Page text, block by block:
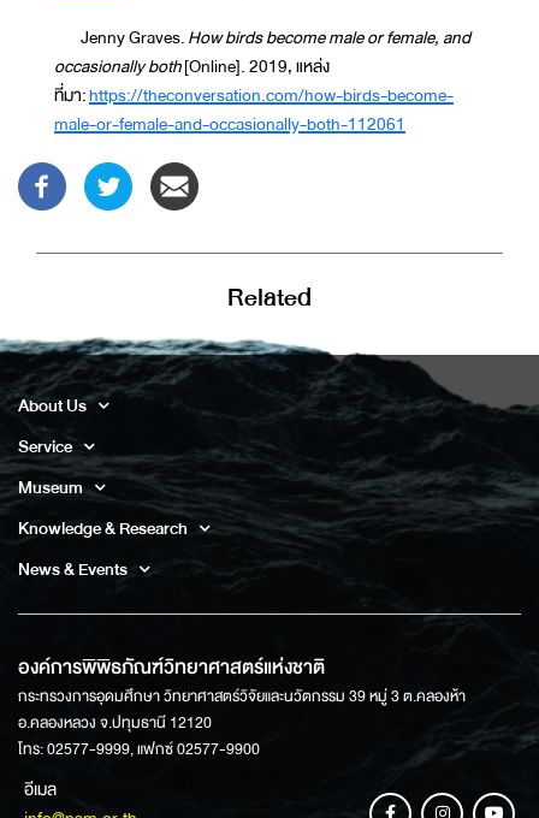
Jenny Graves.How birds become male or female, and
occasionally both[Online]. 2019, แหล่ง
ที่มา:https://theconversation.com/how-birds-become-
male-or-female-and-occasionally-both-112061
Related
About Us
Service
Museum
Knowledge & Research
News & Events
องค์การพิพิธภัณฑ์วิทยาศาสตร์แห่งชาติ
กระทรวงการอุดมศึกษา วิทยาศาสตร์วิจัยและนวัตกรรม 39 หมู่ 3 ต.คลองห้า
อ.คลองหลวง จ.ปทุมธานี 12120
โทร: 02577-9999, แฟกซ์ 02577-9900
อีเมล